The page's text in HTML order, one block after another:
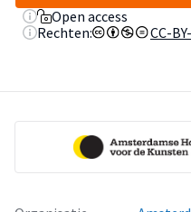
Open access
Rechten:
CC-